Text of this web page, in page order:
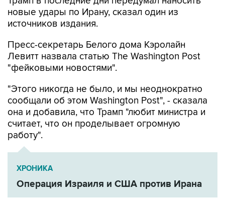
новые удары по Ирану, сказал один из
источников издания.
Пресс-секретарь Белого дома Кэролайн
Левитт назвала статью The Washington Post
"фейковыми новостями".
"Этого никогда не было, и мы неоднократно
сообщали об этом Washington Post", - сказала
она и добавила, что Трамп "любит министра и
считает, что он проделывает огромную
работу".
ХРОНИКА
Операция Израиля и США против Ирана